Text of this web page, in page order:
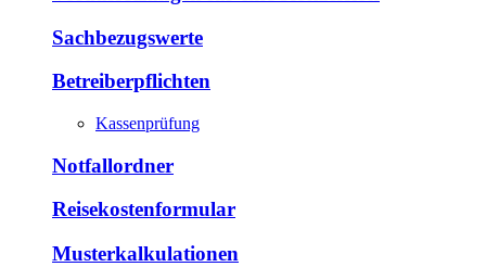
Sachbezugswerte
Betreiberpflichten
Kassenprüfung
Notfallordner
Reisekostenformular
Musterkalkulationen